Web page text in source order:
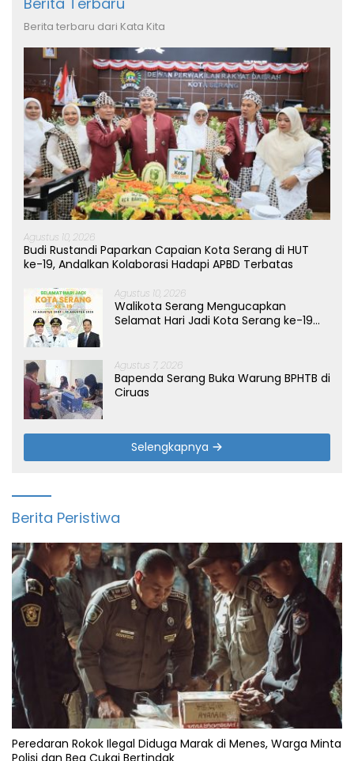
Berita terbaru dari Kata Kita
Agustus 10, 2026
Budi Rustandi Paparkan Capaian Kota Serang di HUT
ke-19, Andalkan Kolaborasi Hadapi APBD Terbatas
Agustus 10, 2026
Walikota Serang Mengucapkan
Selamat Hari Jadi Kota Serang ke-19
Agustus 7, 2026
Bapenda Serang Buka Warung BPHTB di
Ciruas
Selengkapnya
Berita Peristiwa
Peredaran Rokok Ilegal Diduga Marak di Menes, Warga Minta